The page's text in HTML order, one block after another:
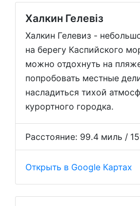
Халкин Гелевіз
Халкин Гелевиз -
на берегу Каспийского
можно отдохнуть на
попробовать местные
насладиться тихой
курортного городка.
Расстояние: 99.4 миль /
Открыть в Google Картах